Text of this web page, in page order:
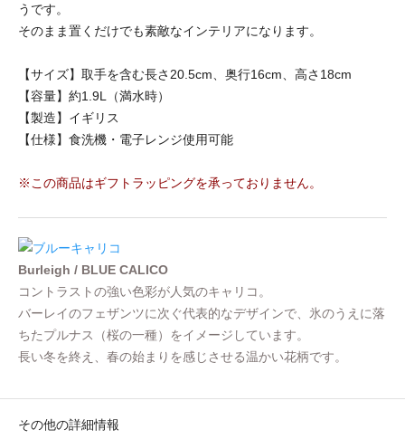
うです。
そのまま置くだけでも素敵なインテリアになります。
【サイズ】取手を含む長さ20.5cm、奥行16cm、高さ18cm
【容量】約1.9L（満水時）
【製造】イギリス
【仕様】食洗機・電子レンジ使用可能
※この商品はギフトラッピングを承っておりません。
Burleigh / BLUE CALICO
コントラストの強い色彩が人気のキャリコ。
バーレイのフェザンツに次ぐ代表的なデザインで、氷のうえに落
ちたプルナス（桜の一種）をイメージしています。
長い冬を終え、春の始まりを感じさせる温かい花柄です。
その他の詳細情報